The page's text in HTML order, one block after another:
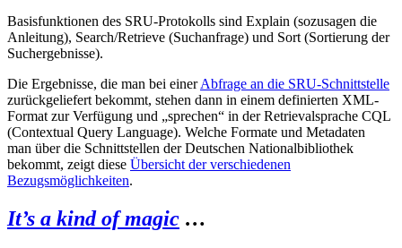
Basisfunktionen des SRU-Protokolls sind Explain (sozusagen die
Anleitung), Search/Retrieve (Suchanfrage) und Sort (Sortierung der
Suchergebnisse).
Die Ergebnisse, die man bei einerAbfrage an die SRU-Schnittstelle
zurückgeliefert bekommt, stehen dann in einem definierten XML-
Format zur Verfügung und „sprechen“ in der Retrievalsprache CQL
(Contextual Query Language). Welche Formate und Metadaten
man über die Schnittstellen der Deutschen Nationalbibliothek
bekommt, zeigt diese Übersicht der verschiedenen
Bezugsmöglichkeiten.
It’s a kind of magic …